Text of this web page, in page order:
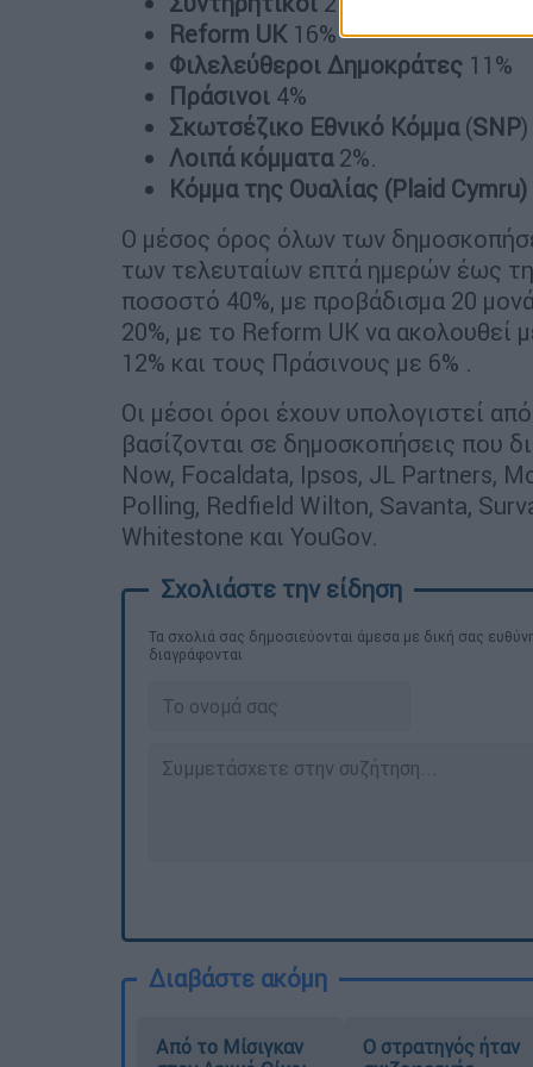
Reform UK 16%
Φιλελεύθεροι Δημοκράτες 11%
Πράσινοι 4%
Σκωτσέζικο Εθνικό Κόμμα(SNP)
Λοιπά κόμματα2%.
Κόμμα της Ουαλίας (Plaid Cymru)
Ο μέσος όρος όλων των
των τελευταίων επτά ημερών έως
ποσοστό 40%, με προβάδισμα 20
20%, με το Reform UK να ακολουθεί
12% και τους Πράσινους με 6% .
Οι μέσοι όροι έχουν υπολογιστεί
βασίζονται σε δημοσκοπήσεις που
Now, Focaldata, Ipsos, JL Partners,
Polling, Redfield Wilton, Savanta,
Whitestone και YouGov.
Τα σχολιά σας δημοσιεύονται άμεσα με δική σας
διαγράφονται
Διαβάστε ακόμη
Από το Μίσιγκαν
O στρατηγός ήταν